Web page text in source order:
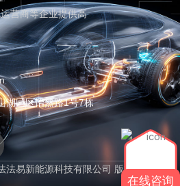
营商等企业提供高
湖园区怡然路1号7栋
法易新能源科技有限公司 版权所有.
在线咨询